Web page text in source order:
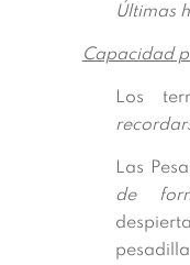
Últimas
Capacidad
Los
Las
de
pesadilla